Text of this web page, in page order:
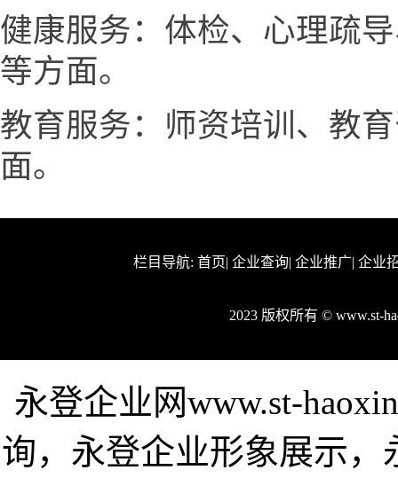
健康服务：体检、心理疏
等方面。
教育服务：师资培训、教
面。
栏目导航: 首页| 企业查询| 企业推广| 企业
2023 版权所有 © www.st-
永登企业网www.st-
询，永登企业形象展示